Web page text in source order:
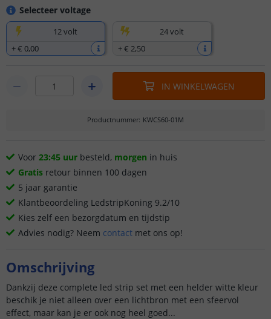
Selecteer voltage
12 volt
+€ 0,00
24 volt
+€ 2,50
IN WINKELWAGEN
Productnummer: KWCS60-01M
Voor 23:45 uur besteld, morgen in huis
Gratis retour binnen 100 dagen
5 jaar garantie
Klantbeoordeling LedstripKoning 9.2/10
Kies zelf een bezorgdatum en tijdstip
Advies nodig? Neem contact met ons op!
Omschrijving
Dankzij deze complete led strip set met een helder witte kleur
beschik je niet alleen over een lichtbron met een sfeervol
effect, maar kan je er ook nog heel goed...